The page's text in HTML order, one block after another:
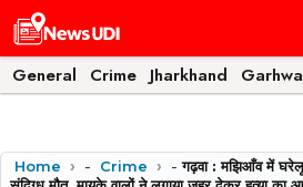
Skip
to
content
General Crime Jharkhand Garhwa
Home - Crime -गढ़वा : मझिआँव में घरेलू